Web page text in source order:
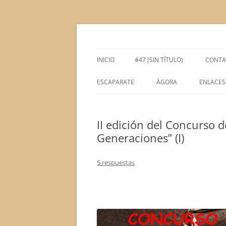
Saltar
INICIO #47 (SIN TÍTULO)
ESCAPARATE ÁGORA
ÁGORA LITERARIA
ENLACES
II edición del Concurso
Generaciones” (I)
5 respuestas